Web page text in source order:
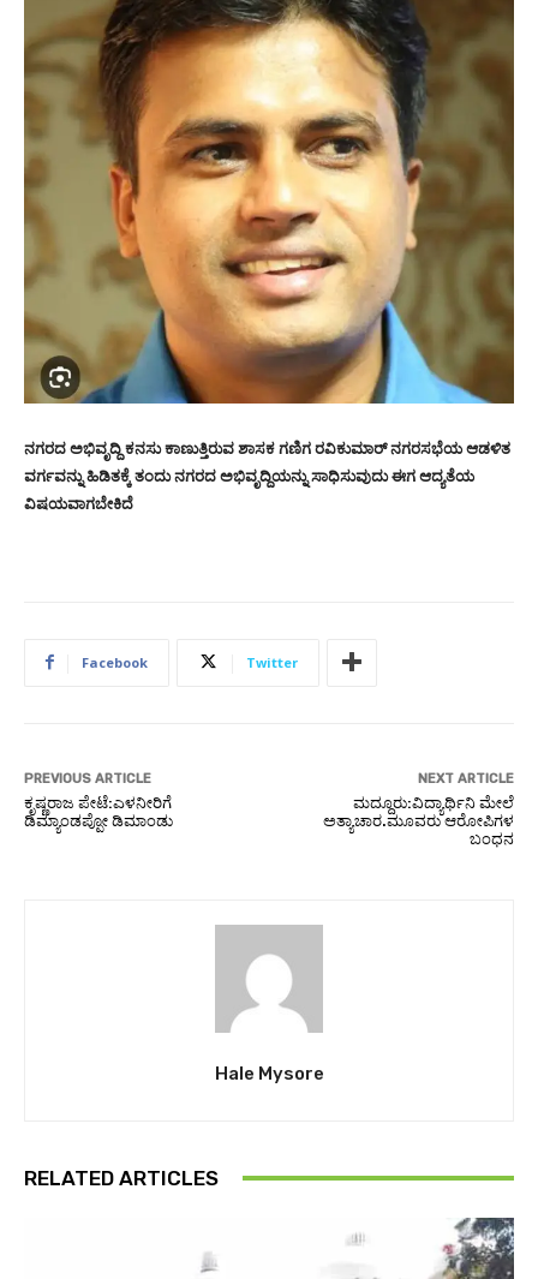
ನಗರದ ಅಭಿವೃದ್ದಿ ಕನಸು ಕಾಣುತ್ತಿರುವ ಶಾಸಕ ಗಣಿಗ ರವಿಕುಮಾರ್ ನಗರಸಭೆಯ ಆಡಳಿತ
ವರ್ಗವನ್ನು ಹಿಡಿತಕ್ಕೆ ತಂದು ನಗರದ ಅಭಿವೃದ್ದಿಯನ್ನು ಸಾಧಿಸುವುದು ಈಗ ಆದ್ಯತೆಯ
ವಿಷಯವಾಗಬೇಕಿದೆ
Facebook Twitter
PREVIOUS ARTICLE
ಕೃಷ್ಣರಾಜ ಪೇಟೆ:ಎಳನೀರಿಗೆ
ಡಿಮ್ಯಾಂಡಪ್ಪೋ ಡಿಮಾಂಡು
NEXT ARTICLE
ಮದ್ದೂರು:ವಿದ್ಯಾರ್ಥಿನಿ ಮೇಲೆ
ಅತ್ಯಾಚಾರ.ಮೂವರು ಆರೋಪಿಗಳ
ಬಂಧನ
Hale Mysore
RELATED ARTICLES